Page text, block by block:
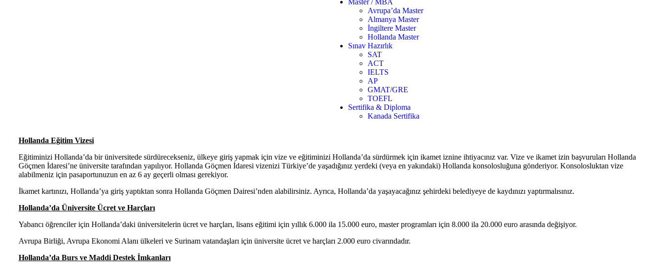
Avrupa’da Master
Almanya Master
İngiltere Master
Hollanda Master
Sınav Hazırlık
SAT
ACT
IELTS
AP
GMAT/GRE
TOEFL
Sertifika & Diploma
Kanada Sertifika
Hollanda Eğitim Vizesi
Eğitiminizi Hollanda’da bir üniversitede sürdürecekseniz, ülkeye giriş yapmak için vize ve eğitiminizi Hollanda’da sürdürmek için ikamet iznine ihtiyacınız var. Vize ve ikamet izin başvuruları Hollanda
Göçmen İdaresi’ne üniversite tarafından yapılıyor. Hollanda Göçmen İdaresi vizenizi Türkiye’de yaşadığınız yerdeki (veya en yakındaki) Hollanda konsolosluğuna gönderiyor. Konsolosluktan vize
alabilmeniz için pasaportunuzun en az 6 ay geçerli olması gerekiyor.
İkamet kartınızı, Hollanda’ya giriş yaptıktan sonra Hollanda Göçmen Dairesi’nden alabilirsiniz. Ayrıca, Hollanda’da yaşayacağınız şehirdeki belediyeye de kaydınızı yaptırmalısınız.
Hollanda’da Üniversite Ücret ve Harçları
Yabancı öğrenciler için Hollanda’daki üniversitelerin ücret ve harçları, lisans eğitimi için yıllık 6.000 ila 15.000 euro, master programları için 8.000 ila 20.000 euro arasında değişiyor.
Avrupa Birliği, Avrupa Ekonomi Alanı ülkeleri ve Surinam vatandaşları için üniversite ücret ve harçları 2.000 euro civarındadır.
Hollanda’da Burs ve Maddi Destek İmkanları